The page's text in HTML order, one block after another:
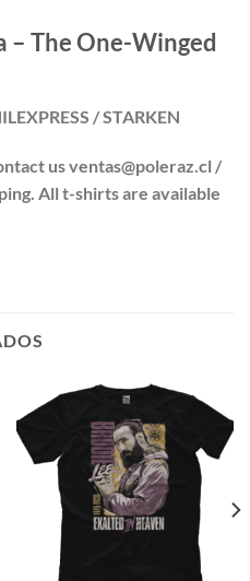
– The One-Winged
/ STARKEN
us ventas@poleraz.cl /
All t-shirts are available